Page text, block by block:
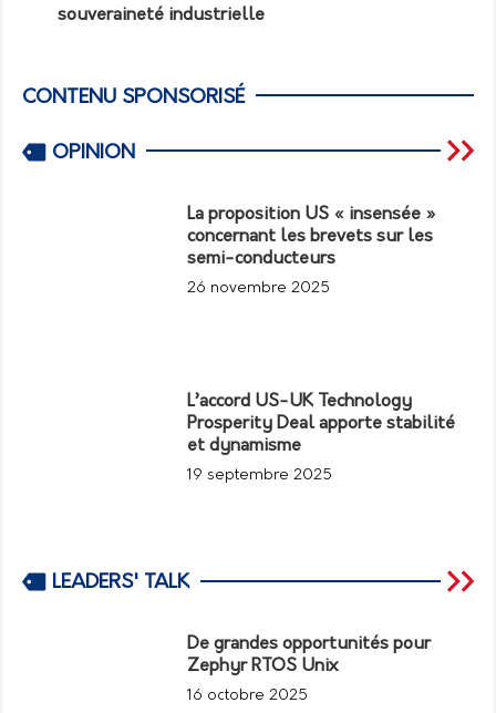
souveraineté industrielle
CONTENU SPONSORISÉ
OPINION
La proposition US « insensée »
concernant les brevets sur les
semi-conducteurs
26 novembre 2025
L’accord US-UK Technology
Prosperity Deal apporte stabilité
et dynamisme
19 septembre 2025
LEADERS' TALK
De grandes opportunités pour
Zephyr RTOS Unix
16 octobre 2025